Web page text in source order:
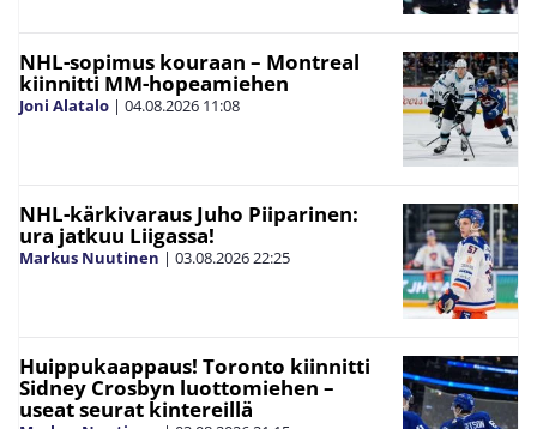
NHL-sopimus kouraan – Montreal
kiinnitti MM-hopeamiehen
Joni Alatalo | 04.08.2026 11:08
NHL-kärkivaraus Juho Piiparinen:
ura jatkuu Liigassa!
Markus Nuutinen | 03.08.202622:25
Huippukaappaus! Toronto kiinnitti
Sidney Crosbyn luottomiehen –
useat seurat kintereillä